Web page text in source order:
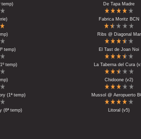
temp)
temp)
temp)
(1ª temp)
(6ª temp)
De Tapa Madre
Fabrica Moritz BCN
Ribs @ Diagonal Mar
El Tast de Joan Noi
La Taberna del Cura
Chidoone (v2)
Mussol @ Aeropuerto
Litoral (v5)